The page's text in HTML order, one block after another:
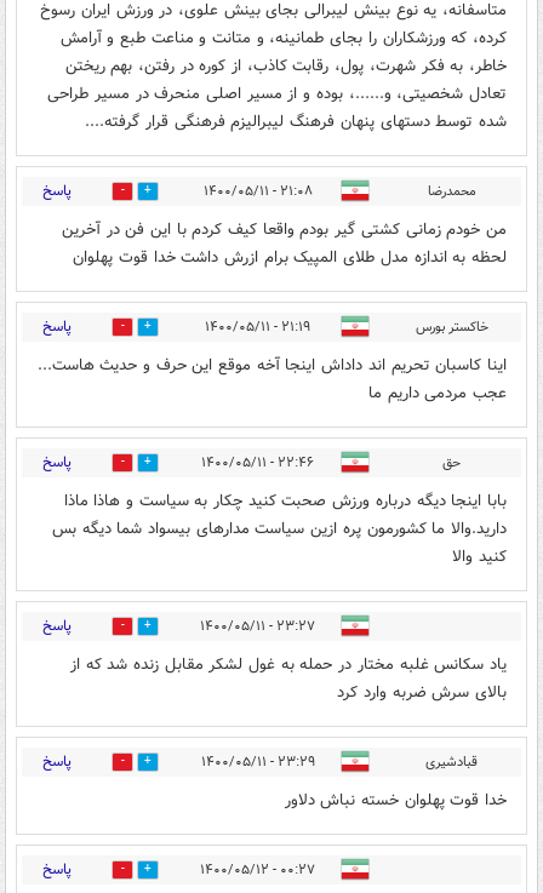
متاسفانه، یه نوع بینش لیبرالی بجای بینش علوی، در ورزش ایران رسوخ
کرده، که ورزشکاران را بجای طمانینه، و متانت و مناعت طبع و آرامش
خاطر، به فکر شهرت، پول، رقابت کاذب، از کوره در رفتن، بهم ریختن
تعادل شخصیتی، و......، بوده و از مسیر اصلی منحرف در مسیر طراحی
شده توسط دستهای پنهان فرهنگ لیبرالیزم فرهنگی قرار گرفته....
محمدرضا ۲۱:۰۸ - ۱۴۰۰/۰۵/۱۱ 1 پاسخ
من خودم زمانی کشتی گیر بودم واقعا کیف کردم با این فن در آخرین
لحظه به اندازه مدل طلای المپیک برام ازرش داشت خدا قوت پهلوان
خاکستر بورس ۲۱:۱۹ - ۱۴۰۰/۰۵/۱۱ 0 پاسخ
اینا کاسبان تحریم اند داداش اینجا آخه موقع این حرف و حدیث هاست...
عجب مردمی داریم ما
حق ۲۲:۴۶ - ۱۴۰۰/۰۵/۱۱ 2 پاسخ
بابا اینجا دیگه درباره ورزش صحبت کنید چکار به سیاست و هاذا ماذا
دارید.والا ما کشورمون پره ازین سیاست مدارهای بیسواد شما دیگه بس
کنید والا
۲۳:۲۷ - ۱۴۰۰/۰۵/۱۱ 1 پاسخ
یاد سکانس غلبه مختار در حمله به غول لشکر مقابل زنده شد که از
بالای سرش ضربه وارد کرد
قبادشیری ۲۳:۲۹ - ۱۴۰۰/۰۵/۱۱ 1 پاسخ
خدا قوت پهلوان خسته نباش دلاور
۰۰:۲۷ - ۱۴۰۰/۰۵/۱۲ 1 پاسخ